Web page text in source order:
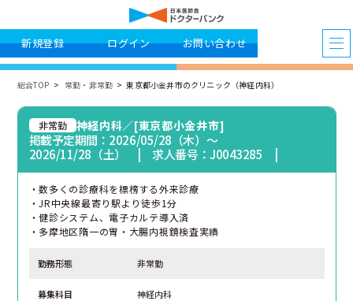
新規登録 ログイン お問い合わせ
総合TOP 常勤・非常勤 東京都小金井市のクリニック（神経内科）
非常勤 神経内科／[東京都小金井市]
掲載予定期間：2026/05/28（木）〜
2026/11/28（土） | 求人番号：J0043285 |
・数多くの診療科を標榜する外来診療
・JR中央線最寄り駅より徒歩1分
・健診システム、電子カルテ導入済
・多摩地区隋一の胃・大腸内視鏡検査実績
勤務形態 非常勤
募集科目 神経内科